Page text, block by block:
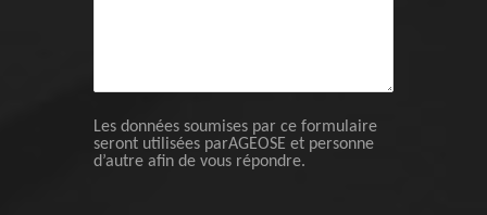
Les données soumises par ce formulaire
seront utilisées parAGEOSE et personne
d’autre afin de vous répondre.